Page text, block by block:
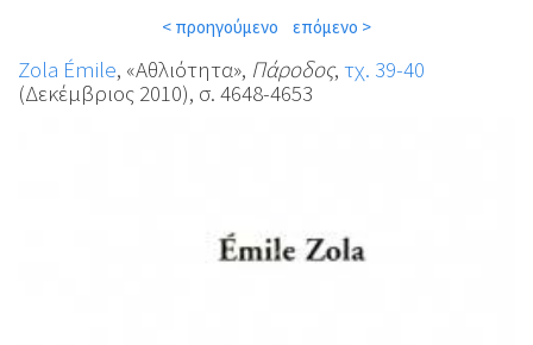
< προηγούμενο επόμενο >
Zola Émile, «Αθλιότητα», Πάροδος, τχ. 39-40
(Δεκέμβριος 2010), σ. 4648-4653